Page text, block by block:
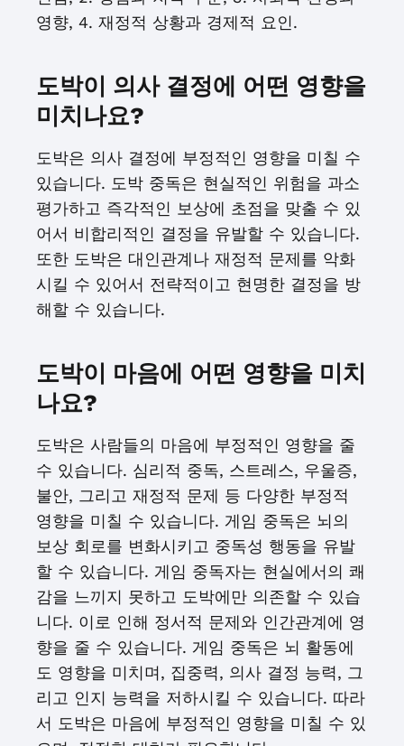
영향, 4. 재정적 상황과 경제적 요인.
도박이 의사 결정에 어떤 영향을
미치나요?
도박은 의사 결정에 부정적인 영향을 미칠 수
있습니다. 도박 중독은 현실적인 위험을 과소
평가하고 즉각적인 보상에 초점을 맞출 수 있
어서 비합리적인 결정을 유발할 수 있습니다.
또한 도박은 대인관계나 재정적 문제를 악화
시킬 수 있어서 전략적이고 현명한 결정을 방
해할 수 있습니다.
도박이 마음에 어떤 영향을 미치
나요?
도박은 사람들의 마음에 부정적인 영향을 줄
수 있습니다. 심리적 중독, 스트레스, 우울증,
불안, 그리고 재정적 문제 등 다양한 부정적
영향을 미칠 수 있습니다. 게임 중독은 뇌의
보상 회로를 변화시키고 중독성 행동을 유발
할 수 있습니다. 게임 중독자는 현실에서의 쾌
감을 느끼지 못하고 도박에만 의존할 수 있습
니다. 이로 인해 정서적 문제와 인간관계에 영
향을 줄 수 있습니다. 게임 중독은 뇌 활동에
도 영향을 미치며, 집중력, 의사 결정 능력, 그
리고 인지 능력을 저하시킬 수 있습니다. 따라
서 도박은 마음에 부정적인 영향을 미칠 수 있